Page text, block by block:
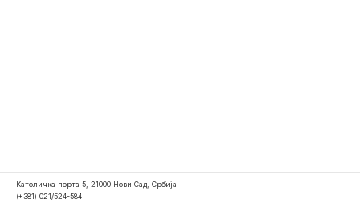
Католичка порта 5, 21000 Нови Сад, Србија
(+381) 021/524-584